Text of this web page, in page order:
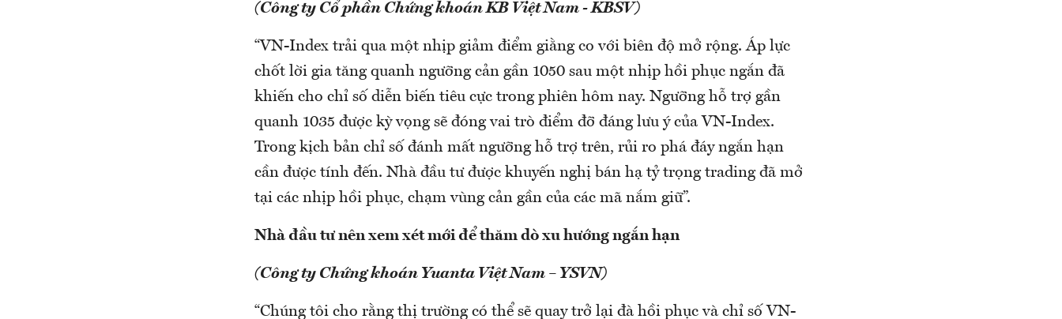
(Công ty Cổ phần Chứng khoán KB Việt Nam - KBSV)
“VN-Index trải qua một nhịp giảm điểm giằng co với biên độ mở rộng. Áp lực
chốt lời gia tăng quanh ngưỡng cản gần 1050 sau một nhịp hồi phục ngắn đã
khiến cho chỉ số diễn biến tiêu cực trong phiên hôm nay. Ngưỡng hỗ trợ gần
quanh 1035 được kỳ vọng sẽ đóng vai trò điểm đỡ đáng lưu ý của VN-Index.
Trong kịch bản chỉ số đánh mất ngưỡng hỗ trợ trên, rủi ro phá đáy ngắn hạn
cần được tính đến. Nhà đầu tư được khuyến nghị bán hạ tỷ trọng trading đã mở
tại các nhịp hồi phục, chạm vùng cản gần của các mã nắm giữ”.
Nhà đầu tư nên xem xét mới để thăm dò xu hướng ngắn hạn
(Công ty Chứng khoán Yuanta Việt Nam – YSVN)
“Chúng tôi cho rằng thị trường có thể sẽ quay trở lại đà hồi phục và chỉ số VN-